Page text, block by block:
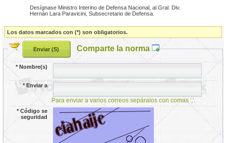
Desígnase Ministro Interino de Defensa Nacional, al Gral. Div.
Hernán Lara Paravicini, Subsecretario de Defensa.
Los datos marcados con (*) son obligatorios.
Comparte la norma
*Nombre(s)
*Enviar a
Para enviar a varios correos sepáralos con comas ','.
*Código se
seguridad